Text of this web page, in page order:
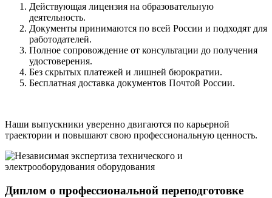
Действующая лицензия на образовательную
деятельность.
Документы принимаются по всей России и подходят для
работодателей.
Полное сопровождение от консультации до получения
удостоверения.
Без скрытых платежей и лишней бюрократии.
Бесплатная доставка документов Почтой России.
Наши выпускники уверенно двигаются по карьерной
траектории и повышают свою профессиональную ценность.
Диплом о профессиональной переподготовке